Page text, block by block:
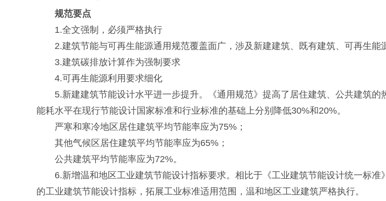
规范要点
1.全文强制，必须严格执行
2.建筑节能与可再生能源通用规范覆盖面广，涉及新建建筑、既有建筑、可再生能
3.建筑碳排放计算作为强制要求
4.可再生能源利用要求细化
5.新建建筑节能设计水平进一步提升。《通用规范》提高了居住建筑、公共建筑的
能耗水平在现行节能设计国家标准和行业标准的基础上分别降低30%和20%。
严寒和寒冷地区居住建筑平均节能率应为75%；
其他气候区居住建筑平均节能率应为65%；
公共建筑平均节能率应为72%。
6.新增温和地区工业建筑节能设计指标要求。相比于《工业建筑节能设计统一标准
的工业建筑节能设计指标，拓展工业标准适用范围，温和地区工业建筑严格执行。